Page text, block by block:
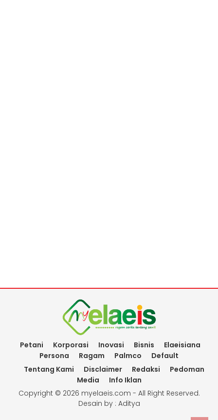
Petani Korporasi Inovasi Bisnis
Elaeisiana
Persona
Ragam Palmco
Default
Tentang Kami
Disclaimer Redaksi
Pedoman
Media
Info Iklan
Copyright © 2026 myelaeis.com - All Right Reserved.
Desain by : Aditya